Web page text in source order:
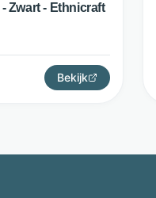
Zwart - Ethnicraft
Bekijk